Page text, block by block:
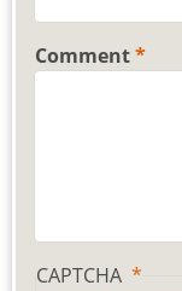
Comment
CAPTCHA